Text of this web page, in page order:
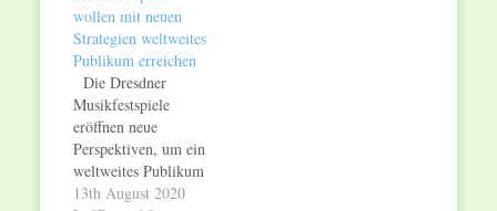
2020 wird der
Originalklangkörper
unter der Leitung
von Josep Caballé
Domenech mit den Sinfonien
Nr. 1 und 2 von
Ludwig van
Beethoven das
Beethovenjahr 2020
wollen mit neuen
Strategien weltweites
Publikum erreichen
Die Dresdner
Musikfestspiele
eröffnen neue
Perspektiven, um ein
weltweites Publikum
zu erreichen. In
13th August 2020